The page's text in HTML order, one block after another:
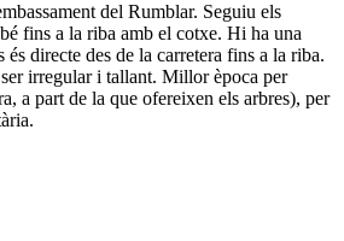
del Rumblar. Seguiu els
fins a la riba amb el cotxe. Hi ha una
directe des de la carretera fins a la riba.
irregular i tallant. Millor època per
a part de la que ofereixen els arbres), per